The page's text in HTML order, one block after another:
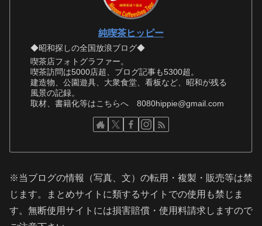
純喫茶ヒッピー
◆昭和探しの全国放浪ブログ◆
喫茶店フォトグラファー。
喫茶訪問は5000店超、ブログ記事も5300超。
建造物、公園遊具、大衆食堂、看板など、昭和が残る
風景の記録。
取材、書籍化等はこちらへ 8080hippie@gmail.com
※当ブログの情報（写真、文）の転用・複製・販売等は禁
じます。まとめサイトに類するサイトでの使用も禁じま
す。無断使用サイトには損害賠償・使用料請求しますので